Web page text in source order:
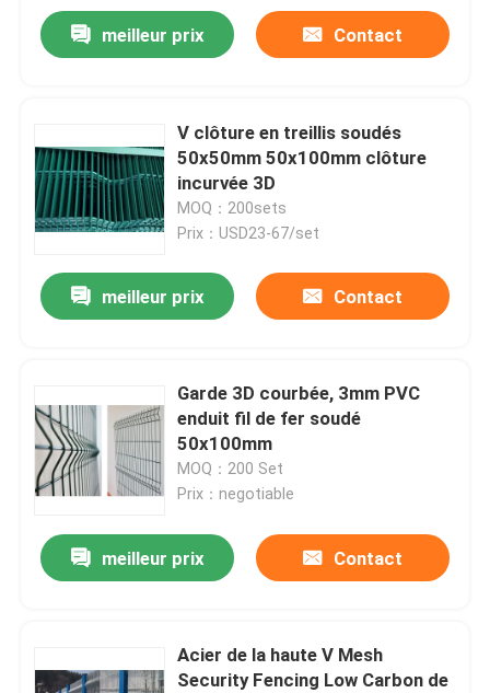
meilleur prix Contact
V clôture en treillis soudés
50x50mm 50x100mm clôture
incurvée 3D
MOQ：200sets
Prix：USD23-67/set
meilleur prix Contact
Garde 3D courbée, 3mm PVC
enduit fil de fer soudé
50x100mm
MOQ：200 Set
Prix：negotiable
meilleur prix Contact
Acier de la haute V Mesh
Security Fencing Low Carbon de